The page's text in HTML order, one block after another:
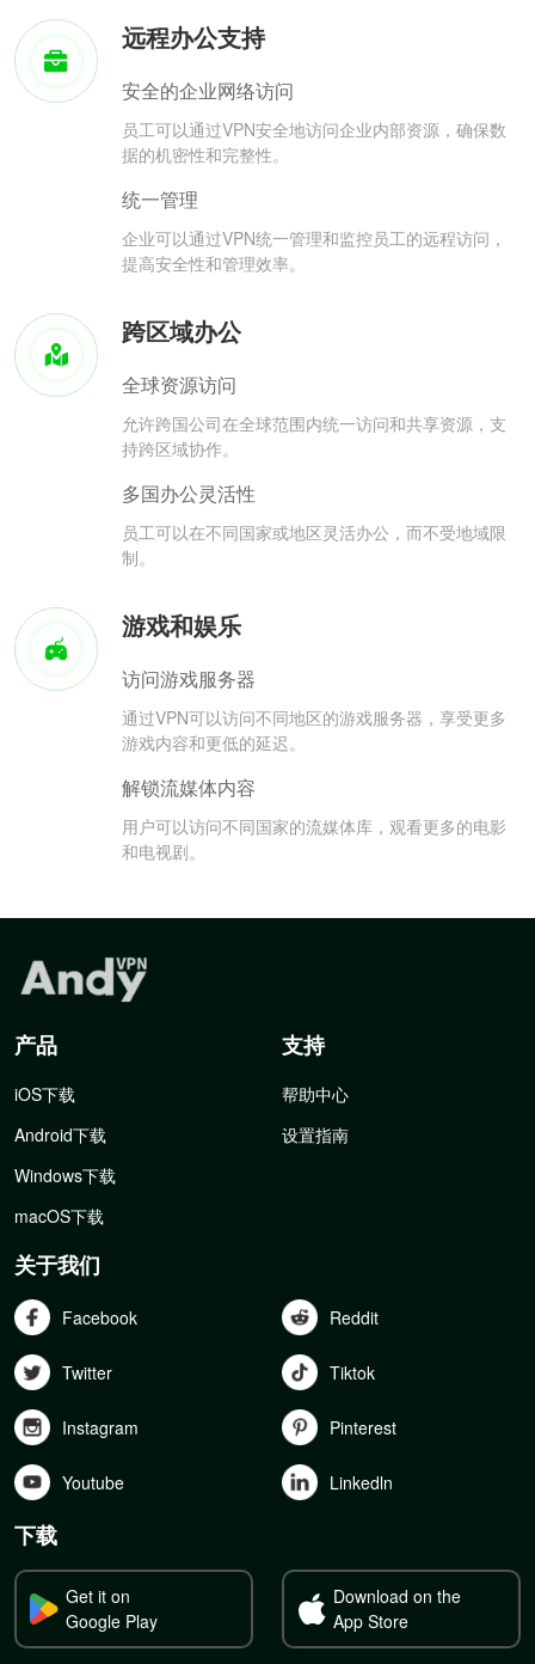
远程办公支持
安全的企业网络访问
员工可以通过VPN安全地访问企业内部资源，确保数
据的机密性和完整性。
统一管理
企业可以通过VPN统一管理和监控员工的远程访问，
提高安全性和管理效率。
跨区域办公
全球资源访问
允许跨国公司在全球范围内统一访问和共享资源，支
持跨区域协作。
多国办公灵活性
员工可以在不同国家或地区灵活办公，而不受地域限
制。
游戏和娱乐
访问游戏服务器
通过VPN可以访问不同地区的游戏服务器，享受更多
游戏内容和更低的延迟。
解锁流媒体内容
用户可以访问不同国家的流媒体库，观看更多的电影
和电视剧。
产品
iOS下载
Android下载
Windows下载
macOS下载
支持
帮助中心
设置指南
关于我们
Facebook Reddit
Twitter Tiktok
Instagram Pinterest
Youtube Linkedln
下载
Get it on
Google Play
Download on the
App Store